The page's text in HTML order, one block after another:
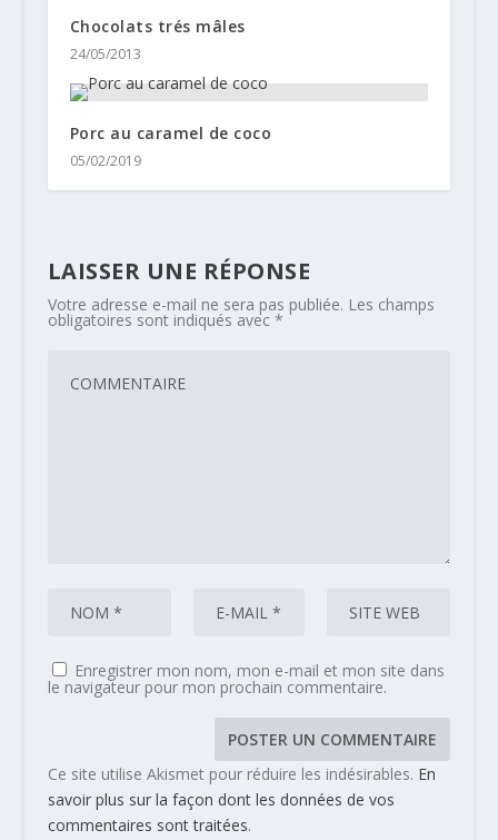
Chocolats trés mâles
24/05/2013
Porc au caramel de coco
05/02/2019
LAISSER UNE RÉPONSE
Votre adresse e-mail ne sera pas publiée. Les champs
obligatoires sont indiqués avec *
Enregistrer mon nom, mon e-mail et mon site dans
le navigateur pour mon prochain commentaire.
Ce site utilise Akismet pour réduire les indésirables. En
savoir plus sur la façon dont les données de vos
commentaires sont traitées.